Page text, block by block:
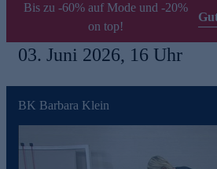
Bis zu -60% auf Mode und -20%
on top!
03. Juni 2026, 16 Uhr
BK Barbara Klein